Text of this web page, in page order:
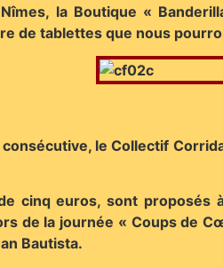
la Boutique «
de tablettes que nous
le Collectif
cinq euros, sont
de la journée « Coups de
Bautista.